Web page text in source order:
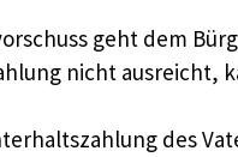
geht dem
nicht ausreicht,
des